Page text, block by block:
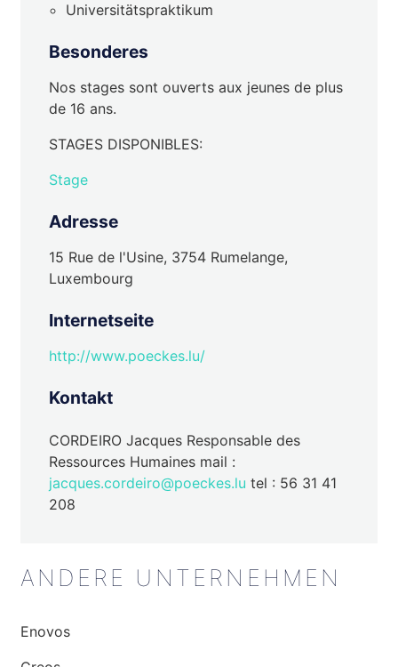
Universitätspraktikum
Besonderes
Nos stages sont ouverts aux jeunes de plus
de 16 ans.
STAGES DISPONIBLES:
Stage
Adresse
15 Rue de l'Usine, 3754 Rumelange,
Luxembourg
Internetseite
http://www.poeckes.lu/
Kontakt
CORDEIRO Jacques Responsable des
Ressources Humaines mail :
jacques.cordeiro@poeckes.lu tel : 56 31 41
208
ANDERE UNTERNEHMEN
Enovos